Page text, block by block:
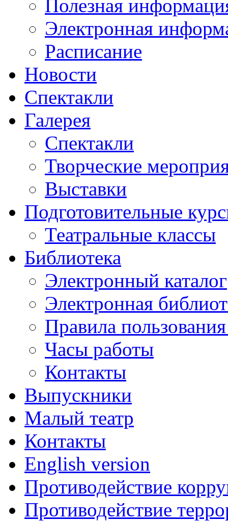
Полезная
Электронная
Расписание
Новости
Спектакли
Галерея
Спектакли
Творческие
Выставки
Подготовительные
Театральные классы
Библиотека
Электронный каталог
Электронная
Правила
Часы работы
Контакты
Выпускники
Малый театр
Контакты
English version
Противодействие
Противодействие